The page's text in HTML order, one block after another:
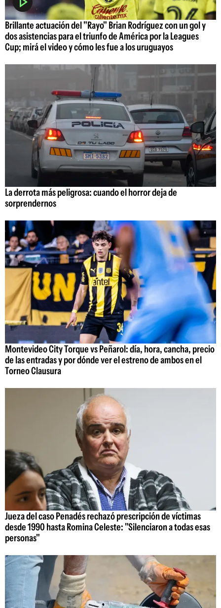
Brillante actuación del "Rayo" Brian Rodríguez con un gol y
dos asistencias para el triunfo de América por la Leagues
Cup; mirá el video y cómo les fue a los uruguayos
La derrota más peligrosa: cuando el horror deja de
sorprendernos
Montevideo City Torque vs Peñarol: día, hora, cancha, precio
de las entradas y por dónde ver el estreno de ambos en el
Torneo Clausura
Jueza del caso Penadés rechazó prescripción de víctimas
desde 1990 hasta Romina Celeste: "Silenciaron a todas esas
personas"